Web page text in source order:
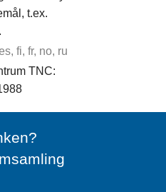
t.ex.
fi, fr, no, ru
TNC: